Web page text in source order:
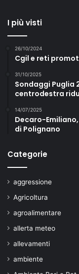
I più visti
26/10/2024
Cgil e reti
31/10/2025
Sondaggi Puglia
centrodestra
14/07/2025
Decaro-
di Polignano
Categorie
aggressione
Agricoltura
agroalimentare
allerta meteo
allevamenti
ambiente